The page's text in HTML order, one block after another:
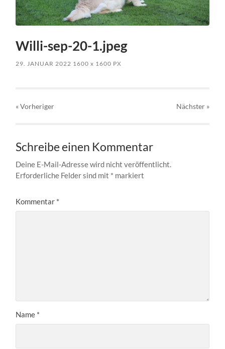
Willi-sep-20-1.jpeg
29. JANUAR 2022 1600x 1600 PX
« Vorheriger Nächster »
Schreibe einen Kommentar
Deine E-Mail-Adresse wird nicht veröffentlicht.
Erforderliche Felder sind mit * markiert
Kommentar *
Name *